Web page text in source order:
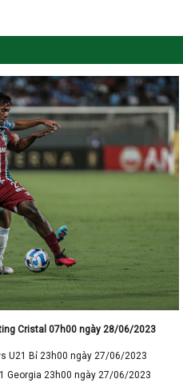
Cristal 07h00 ngày 28/06/2023
U21 Bỉ 23h00 ngày 27/06/2023
Georgia 23h00 ngày 27/06/2023